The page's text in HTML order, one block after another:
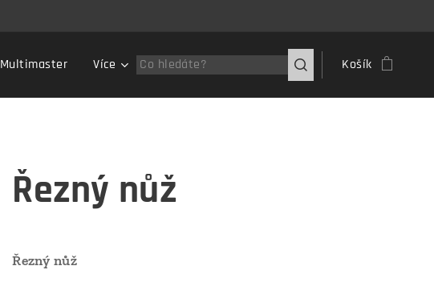
Multimaster Více Košík
Řezný nůž
Řezný nůž